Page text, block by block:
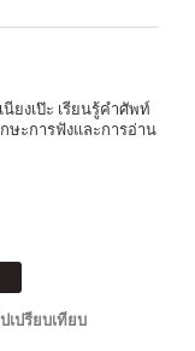
ยงเป๊ะ เรียนรู้คำศัพท์
ษะการฟังและการอ่าน
เปรียบเทียบ